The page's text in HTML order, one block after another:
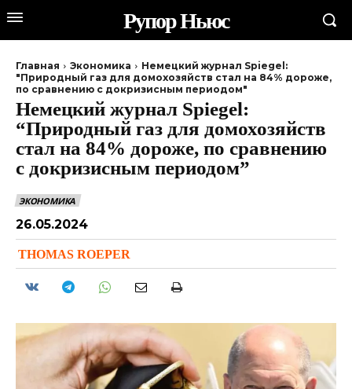
Рупор Ньюс
Главная Экономика
Немецкий журнал Spiegel:
"Природный газ для домохозяйств стал на 84% дороже,
по сравнению с докризисным периодом"
Немецкий журнал Spiegel:
“Природный газ для домохозяйств
стал на 84% дороже, по сравнению
с докризисным периодом”
ЭКОНОМИКА
26.05.2024
THOMAS ROEPER